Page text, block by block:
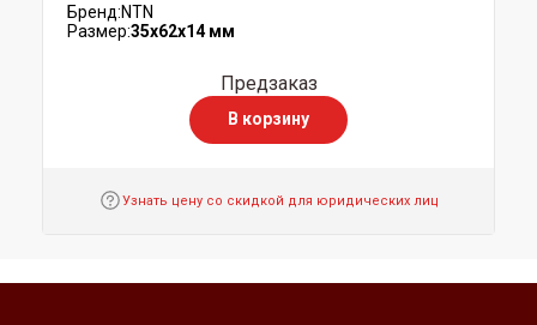
Бренд:NTN
Размер:35x62x14 мм
Предзаказ
В корзину
Узнать цену со скидкой для юридических лиц